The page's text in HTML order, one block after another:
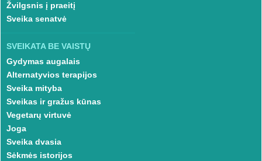
Žvilgsnis į praeitį
Sveika senatvė
SVEIKATA BE VAISTŲ
Gydymas augalais
Alternatyvios terapijos
Sveika mityba
Sveikas ir gražus kūnas
Vegetarų virtuvė
Joga
Sveika dvasia
Sėkmės istorijos